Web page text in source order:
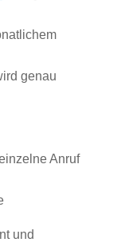
genau
Anruf
und